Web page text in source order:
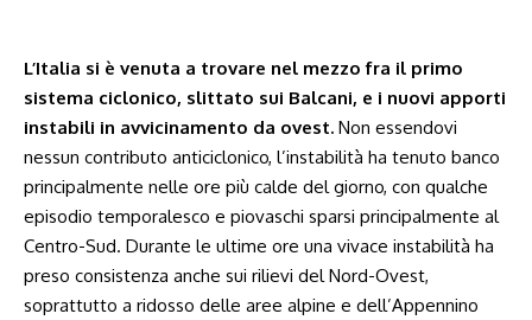
L’Italia si è venuta a trovare nel mezzo fra il primo
sistema ciclonico, slittato sui Balcani, e i nuovi apporti
instabili in avvicinamento da ovest. Non essendovi
nessun contributo anticiclonico, l’instabilità ha tenuto banco
principalmente nelle ore più calde del giorno, con qualche
episodio temporalesco e piovaschi sparsi principalmente al
Centro-Sud. Durante le ultime ore una vivace instabilità ha
preso consistenza anche sui rilievi del Nord-Ovest,
soprattutto a ridosso delle aree alpine e dell’Appennino